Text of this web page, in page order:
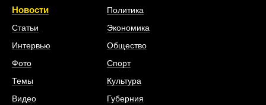
Новости
Статьи
Интервью
Фото
Темы
Видео
Политика
Экономика
Общество
Спорт
Культура
Губерния